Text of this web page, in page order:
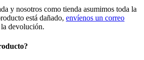
y nosotros como tienda asumimos toda la
está dañado, envíenos un correo
devolución.